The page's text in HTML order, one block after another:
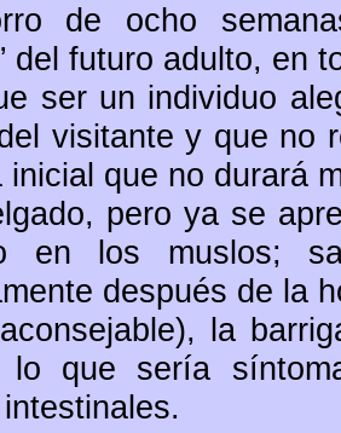
de ocho
del futuro adulto, en
ser un individuo
visitante y que no
inicial que no durará
pero ya se
en los muslos;
después de la
la
lo que sería